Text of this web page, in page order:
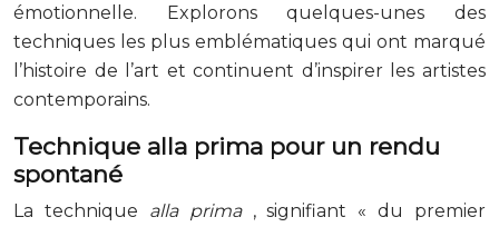
émotionnelle. Explorons quelques-unes des
techniques les plus emblématiques qui ont marqué
l’histoire de l’art et continuent d’inspirer les artistes
contemporains.
Technique alla prima pour un rendu
spontané
La technique alla prima , signifiant « du premier